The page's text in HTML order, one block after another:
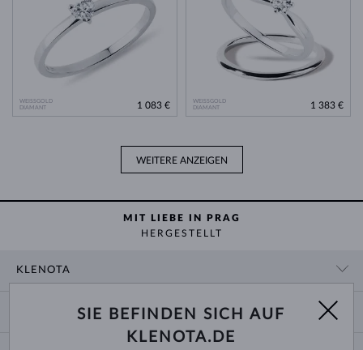
WEISSGOLD
DIAMANT
1 083 €
WEISSGOLD
DIAMANT
1 383 €
WEITERE ANZEIGEN
MIT LIEBE IN PRAG
HERGESTELLT
KLENOTA
ZAHLUNG UND VERSAND
SIE BEFINDEN SICH AUF
KLENOTA.DE